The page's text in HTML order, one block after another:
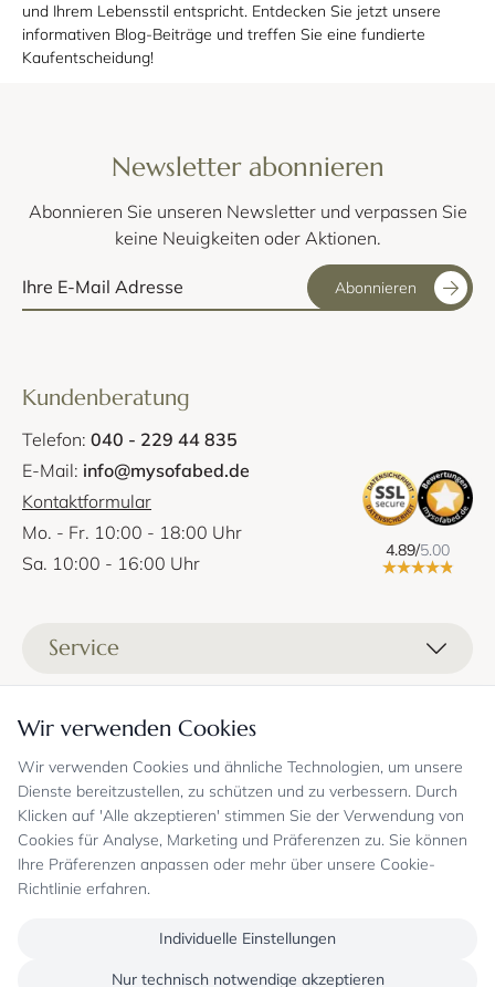
Wir verwenden Cookies
Wir verwenden Cookies und ähnliche Technologien, um unsere
Dienste bereitzustellen, zu schützen und zu verbessern. Durch
Klicken auf 'Alle akzeptieren' stimmen Sie der Verwendung von
Cookies für Analyse, Marketing und Präferenzen zu. Sie können
Ihre Präferenzen anpassen oder mehr über unsere Cookie-
Richtlinie erfahren.
Individuelle Einstellungen
Nur technisch notwendige akzeptieren
und Ihrem Lebensstil entspricht. Entdecken Sie jetzt unsere
informativen Blog-Beiträge und treffen Sie eine fundierte
Kaufentscheidung!
Newsletter abonnieren
Abonnieren Sie unseren Newsletter und verpassen Sie
keine Neuigkeiten oder Aktionen.
Abonnieren
Kundenberatung
Telefon: 040 - 229 44 835
E-Mail: info@mysofabed.de
Kontaktformular
Mo. - Fr. 10:00 - 18:00 Uhr
Sa. 10:00 - 16:00 Uhr
4.89/5.00
Service
Zahlungsmöglichkeiten
Stoffprobenanfrage
Gutschein
Sicheres Einkaufen und Retoureninfo
FAQ
Jobs
Bekannt aus
Informationen
Kontakt
Showrooms
Datenschutz
Allgemeine Geschäftsbedingungen
Widerrufsrecht, Widerrufsfolgen
Sicheres Einkaufen
Echte Kundenbewertungen
Überweisung erst kurz vor Lieferung
Oder per PayPal (mit Käuferschutz)
Onlineshop mit über 18 Jahren Erfahrung
Zahlungsarten
Folgen Sie uns